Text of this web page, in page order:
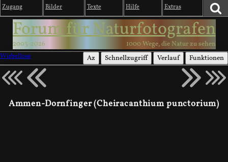
Zugang Bilder Texte Hilfe Extras
Forum für Naturfotografen
2003-2026
1000 Wege, die Natur zu sehen
Wirbellose
Az Schnellzugriff Verlauf Funktionen
Ammen-Dornfinger (Cheiracanthium punctorium)